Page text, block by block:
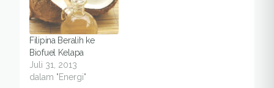
Filipina Beralih ke
Biofuel Kelapa
Juli 31, 2013
dalam "Energi"